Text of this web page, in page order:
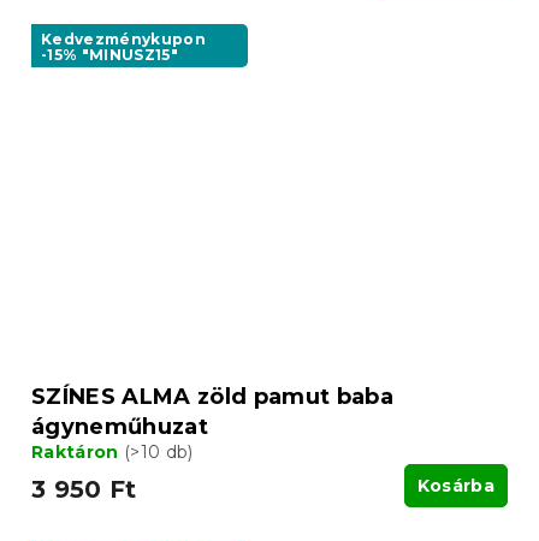
Kedvezménykupon
-15% "MINUSZ15"
SZÍNES ALMA zöld pamut baba
ágyneműhuzat
Raktáron (>10 db)
3 950 Ft Kosárba